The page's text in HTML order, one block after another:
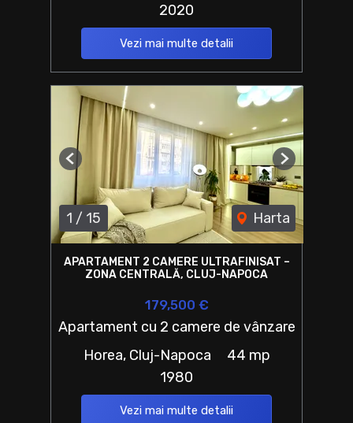
2020
Vezi mai multe detalii
1 / 15 Harta
Previous Next
APARTAMENT 2 CAMERE ULTRAFINISAT –
ZONA CENTRALĂ, CLUJ-NAPOCA
179,500 €
Apartament cu 2 camere de vânzare
Horea, Cluj-Napoca
44 mp
1980
Vezi mai multe detalii